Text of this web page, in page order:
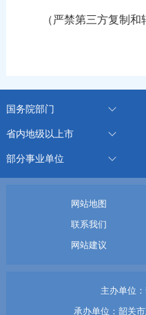
（严禁第三方复制和
国务院部门
省内地级以上市
部分事业单位
网站地图
联系我们
网站建议
主办单位
承办单位：韶关